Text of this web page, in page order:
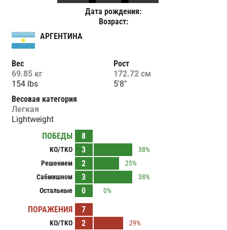
Дата рождения:
Возраст:
АРГЕНТИНА
Вес
69.85 кг
154 lbs
Рост
172.72 см
5'8"
Весовая категория
Легкая
Lightweight
ПОБЕДЫ
8
KO/TKO 3
38%
Решением
2
25%
Сабмишном
3
38%
Остальные
0 0%
ПОРАЖЕНИЯ 7
KO/TKO 2
29%